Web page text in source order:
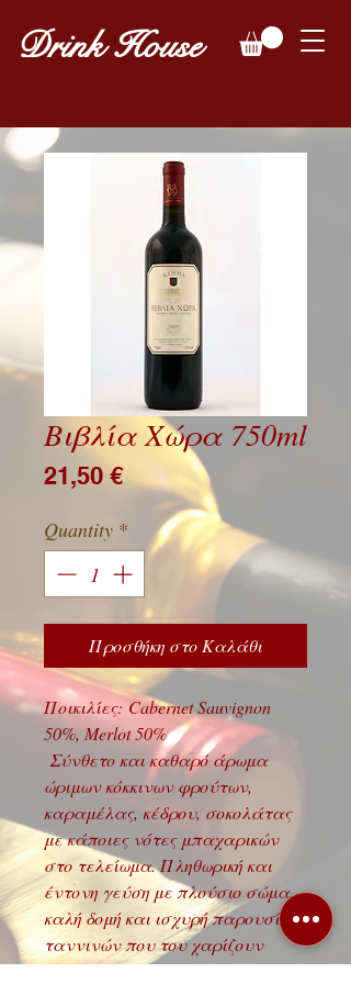
Drink House
Βιβλία Χώρα 750ml
21,50 €Price
Quantity *
Προσθήκη στο Καλάθι
Ποικιλίες: Cabernet Sauvignon
50%, Merlot 50%
Σύνθετο και καθαρό άρωμα
ώριμων κόκκινων φρούτων,
καραμέλας, κέδρου, σοκολάτας
με κάποιες νότες μπαχαρικών
στο τελείωμα. Πληθωρική και
έντονη γεύση με πλούσιο σώμα,
καλή δομή και ισχυρή παρουσία
ταννινών που του χαρίζουν
μακρά επίγευση και μεγάλη